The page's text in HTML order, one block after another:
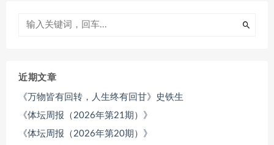
近期文章
《万物皆有回转，人生终有回甘》史铁生
《体坛周报（2026年第21期）》
《体坛周报（2026年第20期）》